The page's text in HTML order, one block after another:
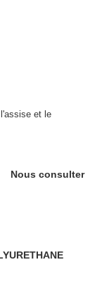
et le
Nous consulter